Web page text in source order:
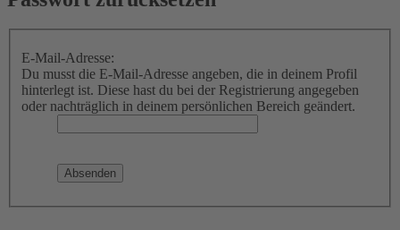
E-Mail-Adresse:
Du musst die E-Mail-Adresse angeben, die in deinem Profil
hinterlegt ist. Diese hast du bei der Registrierung angegeben
oder nachträglich in deinem persönlichen Bereich geändert.